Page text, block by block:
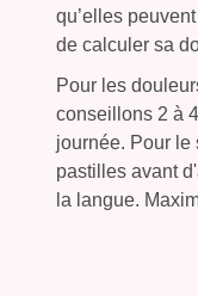
qu’elles
de calculer sa
Pour les
conseillons 2 à
journée. Pour le
pastilles avant
la langue.